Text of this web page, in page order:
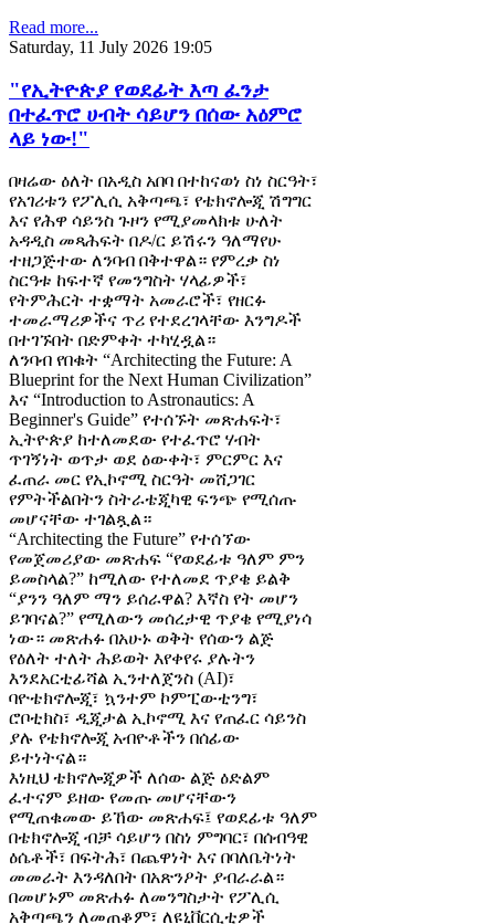
Read more...
Saturday, 11 July 2026 19:05
"የኢትዮጵያ የወደፊት እጣ ፈንታ
በተፈጥሮ ሀብት ሳይሆን በሰው አዕምሮ
ላይ ነው!"
በዛሬው ዕለት በአዲስ አበባ በተከናወነ ስነ ስርዓት፣
የአገሪቱን የፖሊሲ አቅጣጫ፣ የቴክኖሎጂ ሽግግር
እና የሕዋ ሳይንስ ጉዞን የሚያመላክቱ ሁለት
አዳዲስ መጻሕፍት በዶ/ር ይሽሩን ዓለማየሁ
ተዘጋጅተው ለንባብ በቅተዋል። የምረቃ ስነ
ስርዓቱ ከፍተኛ የመንግስት ሃላፊዎች፣
የትምሕርት ተቋማት አመራሮች፣ የዘርፉ
ተመራማሪዎችና ጥሪ የተደረገላቸው እንግዶች
በተገኙበት በድምቀት ተካሂዷል።
ለንባብ የበቁት “Architecting the Future: A
Blueprint for the Next Human Civilization”
እና “Introduction to Astronautics: A
Beginner's Guide” የተሰኙት መጽሐፍት፣
ኢትዮጵያ ከተለመደው የተፈጥሮ ሃብት
ጥገኝነት ወጥታ ወደ ዕውቀት፣ ምርምር እና
ፈጠራ መር የኢኮኖሚ ስርዓት መሸጋገር
የምትችልበትን ስትራቴጂካዊ ፍንጭ የሚሰጡ
መሆናቸው ተገልጿል።
“Architecting the Future” የተሰኘው
የመጀመሪያው መጽሐፍ “የወደፊቱ ዓለም ምን
ይመስላል?” ከሚለው የተለመደ ጥያቄ ይልቅ
“ያንን ዓለም ማን ይሰራዋል? እኛስ የት መሆን
ይገባናል?” የሚለውን መሰረታዊ ጥያቄ የሚያነሳ
ነው። መጽሐፉ በአሁኑ ወቅት የሰውን ልጅ
የዕለት ተለት ሕይወት እየቀየሩ ያሉትን
እንደአርቲፊሻል ኢንተለጀንስ (AI)፣
ባዮቴክኖሎጂ፣ ኳንተም ኮምፒውቲንግ፣
ሮቦቲክስ፣ ዲጂታል ኢኮኖሚ እና የጠፈር ሳይንስ
ያሉ የቴክኖሎጂ አብዮቶችን በሰፊው
ይተነትናል።
እነዚህ ቴክኖሎጂዎች ለሰው ልጅ ዕድልም
ፈተናም ይዘው የመጡ መሆናቸውን
የሚጠቁመው ይኸው መጽሐፍ፤ የወደፊቱ ዓለም
በቴክኖሎጂ ብቻ ሳይሆን በስነ ምግባር፣ በሰብዓዊ
ዕሴቶች፣ በፍትሕ፣ በጨዋነት እና በባለቤትነት
መመራት እንዳለበት በአጽንዖት ያብራራል።
በመሆኑም መጽሐፉ ለመንግስታት የፖሊሲ
አቅጣጫን ለመጠቆም፣ ለዩኒቨርሲቲዎች